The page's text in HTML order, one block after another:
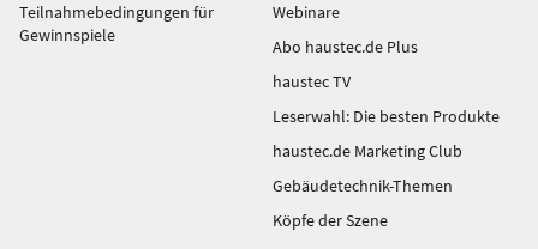
Teilnahmebedingungen für
Gewinnspiele
Webinare
Abo haustec.de Plus
haustec TV
Leserwahl: Die besten Produkte
haustec.de Marketing Club
Gebäudetechnik-Themen
Köpfe der Szene